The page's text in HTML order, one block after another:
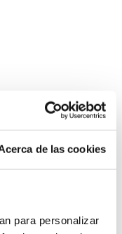
de las cookies
para personalizar
Chatear
nos visitan de lo